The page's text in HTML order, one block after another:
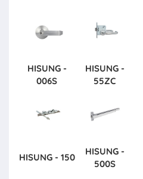
HISUNG -
006S
HISUNG -
55ZC
HISUNG - 150
HISUNG -
500S